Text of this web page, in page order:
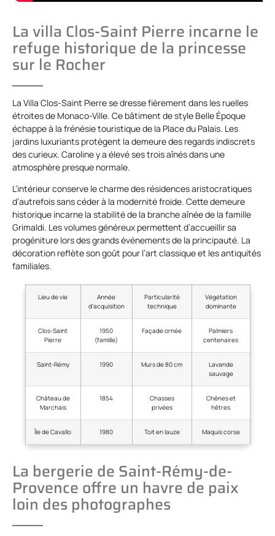
La villa Clos-Saint Pierre incarne le
refuge historique de la princesse
sur le Rocher
La Villa Clos-Saint Pierre se dresse fièrement dans les ruelles
étroites de Monaco-Ville. Ce bâtiment de style Belle Époque
échappe à la frénésie touristique de la Place du Palais. Les
jardins luxuriants protègent la demeure des regards indiscrets
des curieux. Caroline y a élevé ses trois aînés dans une
atmosphère presque normale.
L’intérieur conserve le charme des résidences aristocratiques
d’autrefois sans céder à la modernité froide. Cette demeure
historique incarne la stabilité de la branche aînée de la famille
Grimaldi. Les volumes généreux permettent d’accueillir sa
progéniture lors des grands événements de la principauté. La
décoration reflète son goût pour l’art classique et les antiquités
familiales.
Lieu de vie
Année
d’acquisition
Particularité
technique
Végétation
dominante
Clos-Saint
Pierre
1950
(famille)
Façade ornée
Palmiers
centenaires
Saint-Rémy 1990 Murs de 80 cm
Lavande
sauvage
Château de
Marchais
1854
Chasses
privées
Chênes et
hêtres
Île de Cavallo 1980 Toit en lauze Maquis corse
La bergerie de Saint-Rémy-de-
Provence offre un havre de paix
loin des photographes